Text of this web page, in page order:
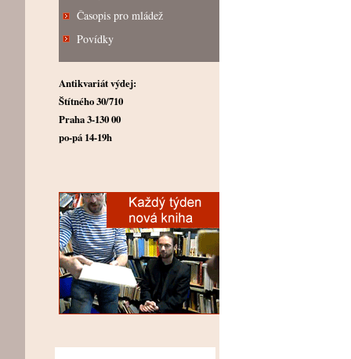
Časopis pro mládež
Povídky
Antikvariát výdej:
Štítného 30/710
Praha 3-130 00
po-pá 14-19h